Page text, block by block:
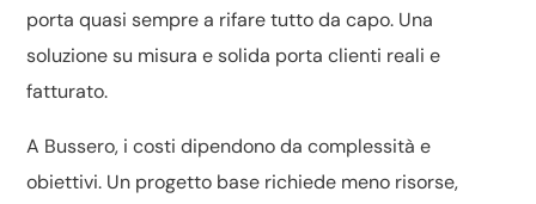
porta quasi sempre a rifare tutto da capo. Una
soluzione su misura e solida porta clienti reali e
fatturato.
A Bussero, i costi dipendono da complessità e
obiettivi. Un progetto base richiede meno risorse,